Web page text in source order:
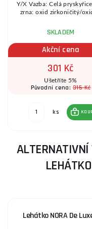
Y/X Vazba: Celá
zrna: oxid zirkoničitý/
SKLADEM
Akční cena
301 Kč
Ušetříte 5%
Původní cena:315 Kč
ks
Lehátko NORA De